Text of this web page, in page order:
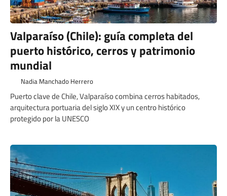
Valparaíso (Chile): guía completa del
puerto histórico, cerros y patrimonio
mundial
Nadia Manchado Herrero
Puerto clave de Chile, Valparaíso combina cerros habitados,
arquitectura portuaria del siglo XIX y un centro histórico
protegido por la UNESCO